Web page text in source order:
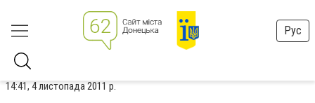
Рус
14:41, 4 листопада 2011 р.